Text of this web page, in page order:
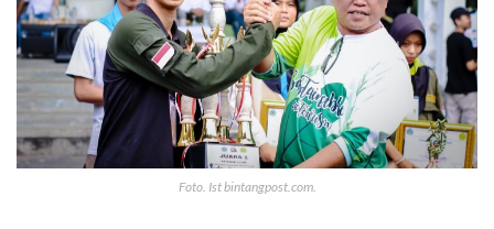
Foto. Ist bintangpost.com.